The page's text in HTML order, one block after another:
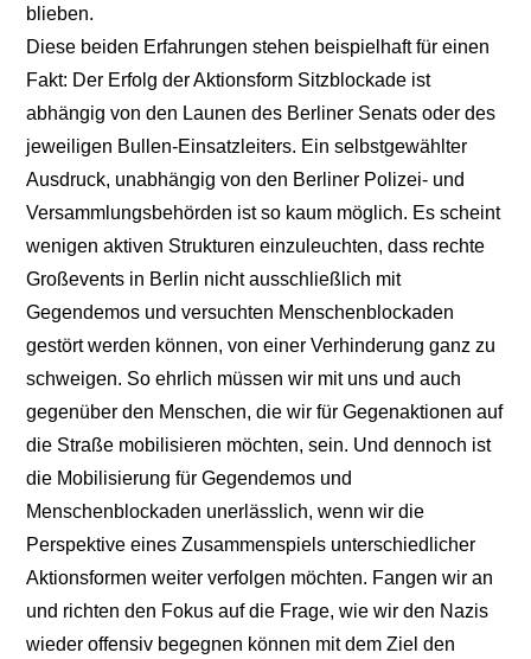
blieben.
Diese beiden Erfahrungen stehen beispielhaft für einen
Fakt: Der Erfolg der Aktionsform Sitzblockade ist
abhängig von den Launen des Berliner Senats oder des
jeweiligen Bullen-Einsatzleiters. Ein selbstgewählter
Ausdruck, unabhängig von den Berliner Polizei- und
Versammlungsbehörden ist so kaum möglich. Es scheint
wenigen aktiven Strukturen einzuleuchten, dass rechte
Großevents in Berlin nicht ausschließlich mit
Gegendemos und versuchten Menschenblockaden
gestört werden können, von einer Verhinderung ganz zu
schweigen. So ehrlich müssen wir mit uns und auch
gegenüber den Menschen, die wir für Gegenaktionen auf
die Straße mobilisieren möchten, sein. Und dennoch ist
die Mobilisierung für Gegendemos und
Menschenblockaden unerlässlich, wenn wir die
Perspektive eines Zusammenspiels unterschiedlicher
Aktionsformen weiter verfolgen möchten. Fangen wir an
und richten den Fokus auf die Frage, wie wir den Nazis
wieder offensiv begegnen können mit dem Ziel den